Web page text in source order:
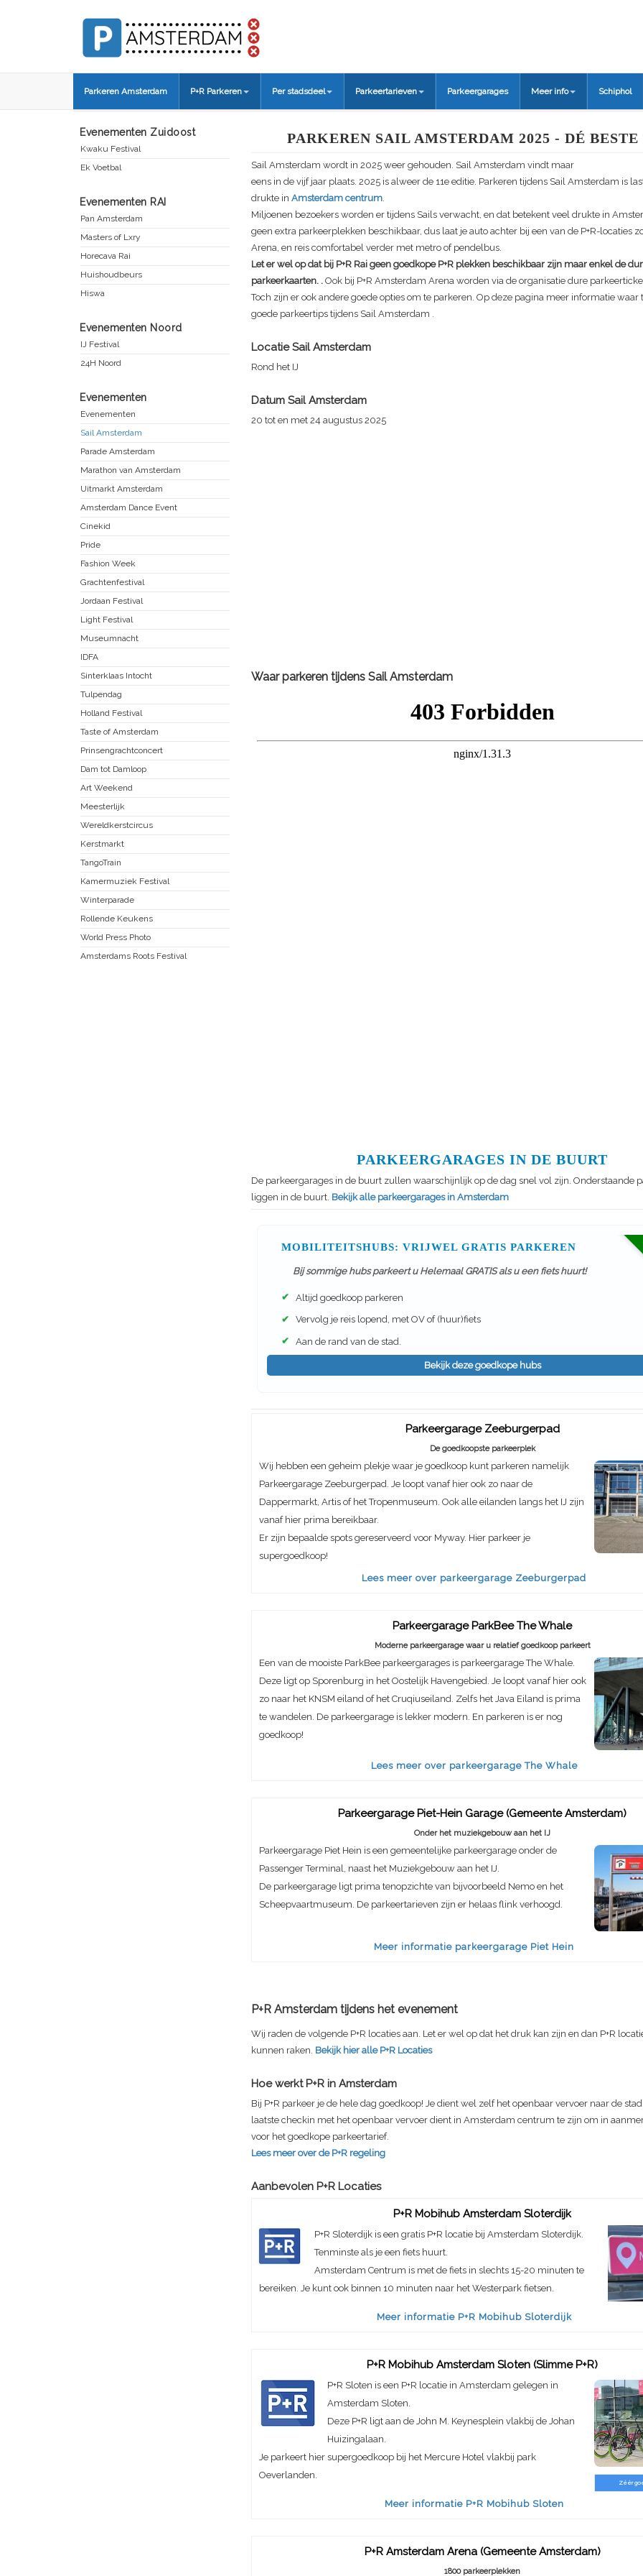
Parkeren Amsterdam P+R Parkeren Per stadsdeel Parkeertarieven Parkeergarages Meer info Schiphol
PARKEREN SAIL AMSTERDAM 2025 - DÉ BESTE
Sail Amsterdam wordt in 2025 weer gehouden. Sail Amsterdam vindt maar
eens in de vijf jaar plaats. 2025 is alweer de 11e editie. Parkeren tijdens Sail Amsterdam is
drukte in Amsterdam centrum
Miljoenen bezoekers worden er tijdens Sails verwacht, en dat betekent veel drukte in
geen extra parkeerplekken beschikbaar, dus laat je auto achter bij een van de P+R-locaties
Arena, en reis comfortabel verder met metro of pendelbus.
Let er wel op dat bij P+R Rai geen goedkope P+R plekken beschikbaar zijn maar enkel de
parkeerkaarten. . Ook bij P+R Amsterdam Arena worden via de organisatie dure
Toch zijn er ook andere goede opties om te parkeren. Op deze pagina meer informatie waar
goede parkeertips tijdens Sail Amsterdam
LocatieSail Amsterdam
Rond het IJ
Datum Sail Amsterdam
20 tot en met 24 augustus 2025
Waar parkeren tijdens Sail Amsterdam
PARKEERGARAGES IN DE BUURT
De parkeergarages in de buurt zullen waarschijnlijk op de dag snel vol zijn. Onderstaande
liggen in de buurt. Bekijk alle parkeergarages in Amsterdam
MOBILITEITSHUBS: VRIJWEL GRATIS PARKEREN
Bij sommige hubs parkeert u Helemaal GRATIS als u een fiets huurt!
✔ Altijd goedkoop parkeren
✔ Vervolg je reis lopend, met OV of (huur)fiets
✔ Aan de rand van de stad.
Bekijk deze goedkope hubs
Parkeergarage Zeeburgerpad
De goedkoopste parkeerplek
Wij hebben een geheim plekje waar je goedkoop kunt parkeren namelijk
Parkeergarage Zeeburgerpad. Je loopt vanaf hier ook zo naar de
Dappermarkt, Artis of het Tropenmuseum. Ook alle eilanden langs het IJ zijn
vanaf hier prima bereikbaar.
Er zijn bepaalde spots gereserveerd voor Myway. Hier parkeer je
supergoedkoop!
Lees meer over parkeergarage Zeeburgerpad
Parkeergarage ParkBee The Whale
Moderne parkeergarage waar u relatief goedkoop parkeert
Een van de mooiste ParkBee parkeergarages is parkeergarage The Whale.
Deze ligt op Sporenburg in het Oostelijk Havengebied. Je loopt vanaf hier ook
zo naar het KNSM eiland of het Cruqiuseiland. Zelfs het Java Eiland is prima
te wandelen. De parkeergarage is lekker modern. En parkeren is er nog
goedkoop!
Lees meer over parkeergarage The Whale
Parkeergarage Piet-Hein Garage (Gemeente Amsterdam)
Onder het muziekgebouw aan het IJ
Parkeergarage Piet Hein is een gemeentelijke parkeergarage onder de
Passenger Terminal, naast het Muziekgebouw aan het IJ.
De parkeergarage ligt prima tenopzichte van bijvoorbeeld Nemo en het
Scheepvaartmuseum. De parkeertarieven zijn er helaas flink verhoogd.
Meer informatie parkeergarage Piet Hein
P+R Amsterdam tijdens het evenement
Wij raden de volgende P+R locaties aan. Let er wel op dat het druk kan zijn en dan P+R
kunnen raken. Bekijk hier alle P+R Locaties
Hoe werkt P+R in Amsterdam
Bij P+R parkeer je de hele dag goedkoop! Je dient wel zelf het openbaar vervoer naar de
laatste checkin met het openbaar vervoer dient in Amsterdam centrum te zijn om in
voor het goedkope parkeertarief.
Lees meer over de P+R regeling
Aanbevolen P+R Locaties
P+R Mobihub Amsterdam Sloterdijk
P+R Sloterdijk is een gratis P+R locatie bij Amsterdam Sloterdijk.
Tenminste als je een fiets huurt.
Amsterdam Centrum is met de fiets in slechts 15-20 minuten te
bereiken. Je kunt ook binnen 10 minuten naar het Westerpark fietsen.
Meer informatie P+R Mobihub Sloterdijk
P+R Mobihub Amsterdam Sloten (Slimme P+R)
Zéér
P+R Sloten is een P+R locatie in Amsterdam gelegen in
Amsterdam Sloten.
Deze P+R ligt aan de John M. Keynesplein vlakbij de Johan
Huizingalaan.
Je parkeert hier supergoedkoop bij het Mercure Hotel vlakbij park
Oeverlanden.
Meer informatie P+R Mobihub Sloten
P+R Amsterdam Arena (Gemeente Amsterdam)
1800 parkeerplekken
Evenementen Zuidoost
Kwaku Festival
Ek Voetbal
Evenementen RAI
Pan Amsterdam
Masters of Lxry
Horecava Rai
Huishoudbeurs
Hiswa
Evenementen Noord
IJ Festival
24H Noord
Evenementen
Evenementen
Sail Amsterdam
Parade Amsterdam
Marathon van Amsterdam
Uitmarkt Amsterdam
Amsterdam Dance Event
Cinekid
Pride
Fashion Week
Grachtenfestival
Jordaan Festival
Light Festival
Museumnacht
IDFA
Sinterklaas Intocht
Tulpendag
Holland Festival
Taste of Amsterdam
Prinsengrachtconcert
Dam tot Damloop
Art Weekend
Meesterlijk
Wereldkerstcircus
Kerstmarkt
TangoTrain
Kamermuziek Festival
Winterparade
Rollende Keukens
World Press Photo
Amsterdams Roots Festival